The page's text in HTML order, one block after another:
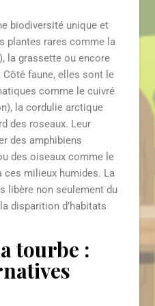
biodiversité unique et
plantes rares comme la
la grassette ou encore
Côté faune, elles sont le
comme le cuivré
la cordulie arctique
des roseaux. Leur
des amphibiens
des oiseaux comme le
ces milieux humides. La
libère non seulement du
disparition d’habitats
tourbe :